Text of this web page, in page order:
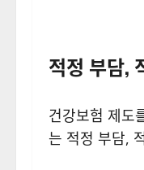
적정 부담,
건강보험 제도
는 적정 부담,